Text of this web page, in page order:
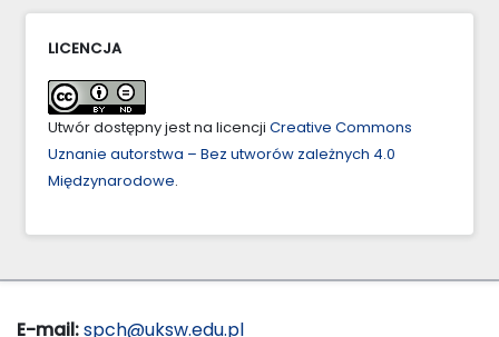
LICENCJA
Utwór dostępny jest na licencji Creative Commons
Uznanie autorstwa – Bez utworów zależnych 4.0
Międzynarodowe.
E-mail:spch@uksw.edu.pl